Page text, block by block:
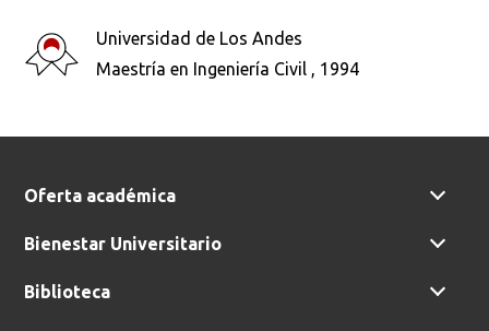
Universidad de Los Andes
Maestría en Ingeniería Civil , 1994
¿Qué buscas?
Oferta académica
Bienestar Universitario
Biblioteca